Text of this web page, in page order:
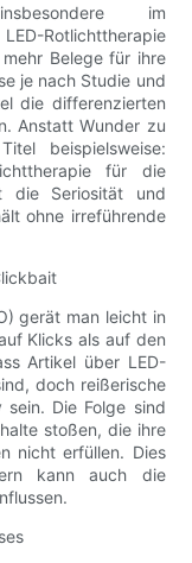
im
Rotlichttherapie
Belege für ihre
je nach Studie und
die differenzierten
Anstatt Wunder zu
beispielsweise:
für die
die Seriosität und
ohne irreführende
gerät man leicht in
Klicks als auf den
Artikel über LED-
doch reißerische
sein. Die Folge sind
stoßen, die ihre
nicht erfüllen. Dies
kann auch die